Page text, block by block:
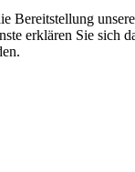
Bereitstellung
erklären Sie sich